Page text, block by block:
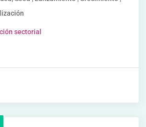
sectorial